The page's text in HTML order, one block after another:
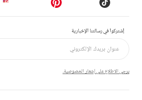
إشتركوا في رسالتنا الإخبارية
يرجى الاطلاع على إشعار الخصوصية.